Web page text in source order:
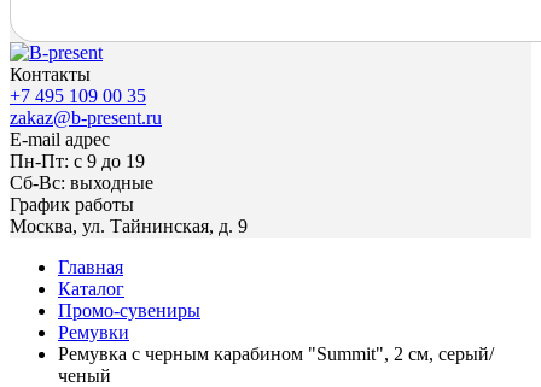
Контакты
+7 495 109 00 35
zakaz@b-present.ru
E-mail адрес
Пн-Пт: с 9 до 19
Сб-Вс: выходные
График работы
Москва, ул. Тайнинская, д. 9
Главная
Каталог
Промо-сувениры
Ремувки
Ремувка с черным карабином "Summit", 2 см, серый/
ченый